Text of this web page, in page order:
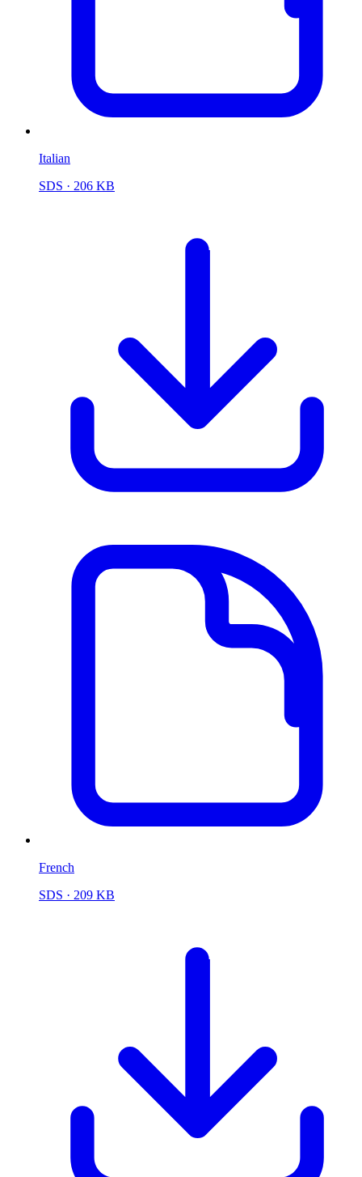
Italian
SDS · 206 KB
French
SDS · 209 KB